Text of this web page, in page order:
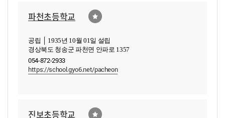
파천초등학교
공립 │ 1935년 10월 01일 설립
경상북도 청송군 파천면 안파로 1357
054-872-2933
https://school.gyo6.net/pacheon
진보초등학교